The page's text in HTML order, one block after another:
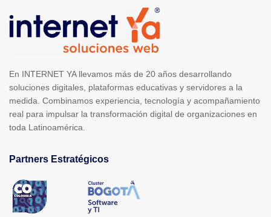
En INTERNET YA llevamos más de 20 años desarrollando
soluciones digitales, plataformas educativas y servidores a la
medida. Combinamos experiencia, tecnología y acompañamiento
real para impulsar la transformación digital de organizaciones en
toda Latinoamérica.
Partners Estratégicos